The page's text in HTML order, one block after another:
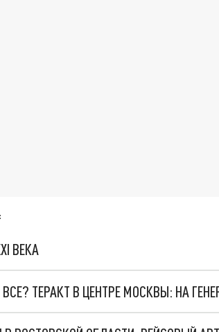
ВЕКА
ТЕРАКТ В ЦЕНТРЕ МОСКВЫ: НА